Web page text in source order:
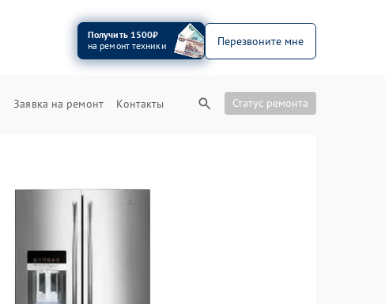
Получить 1500₽
на ремонт техники
Перезвоните мне
Заявка на ремонт Контакты Статус ремонта